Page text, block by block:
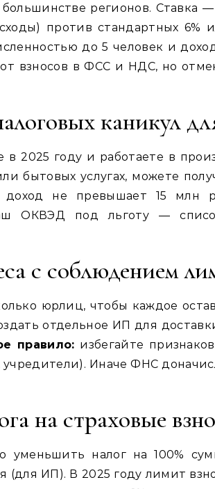
регионов. Ставка —
против стандартных 6%
до 5 человек и
взносов в ФСС и НДС, но
каникул
2025 году и работаете в
бытовых услугах, можете
не превышает 15 млн
ОКВЭД под льготу —
с соблюдением
юрлиц, чтобы каждое
отдельное ИП для
правило: избегайте
Иначе ФНС
на страховые
уменьшить налог на 100%
(для ИП). В 2025 году лимит